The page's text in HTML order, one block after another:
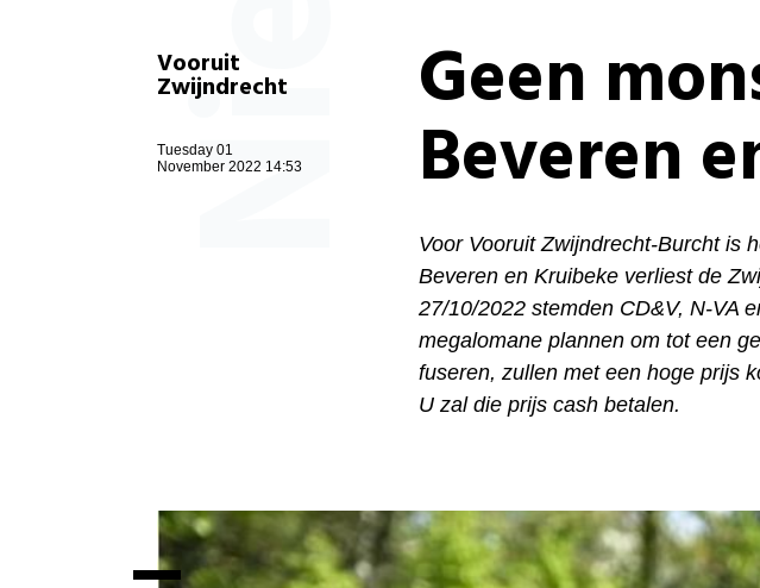
Vooruit
Zwijndrecht
Tuesday 01
November 2022 14:53
Geen
Beveren
Voor Vooruit Zwijndrecht-Burcht is
Beveren en Kruibeke verliest de
27/10/2022 stemden CD&V, N-VA
megalomane plannen om tot een
fuseren, zullen met een hoge prijs
U zal die prijs cash betalen.